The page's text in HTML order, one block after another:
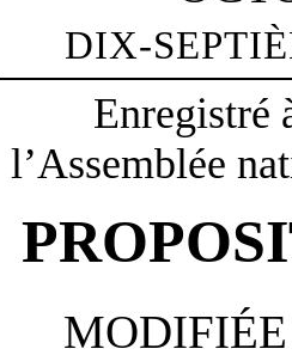
Enregistré
l’Assemblée